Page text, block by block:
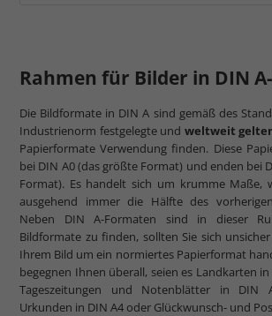
Rahmen für Bilder in DIN
Die Bildformate in DIN A sind gemäß des
Industrienorm festgelegte und weltweit
Papierformate Verwendung finden. Diese
bei DIN A0 (das größte Format) und enden bei
Format). Es handelt sich um krumme Maße,
ausgehend immer die Hälfte des
Neben DIN A-Formaten sind in dieser
Bildformate zu finden, sollten Sie sich
Ihrem Bild um ein normiertes Papierformat
begegnen Ihnen überall, seien es Landkarten
Tageszeitungen und Notenblätter in DIN
Urkunden in DIN A4 oder Glückwunsch- und